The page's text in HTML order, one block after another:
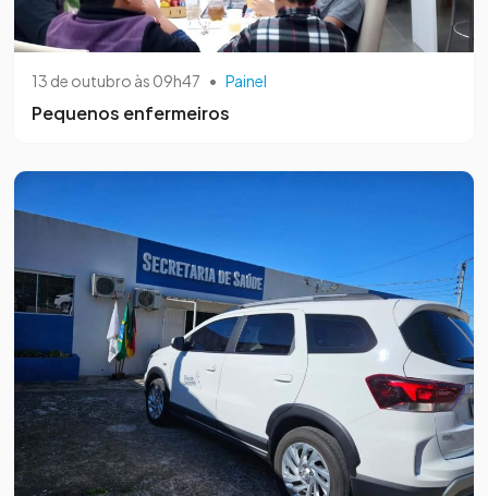
13 de outubro às 09h47 • Painel
Pequenos enfermeiros